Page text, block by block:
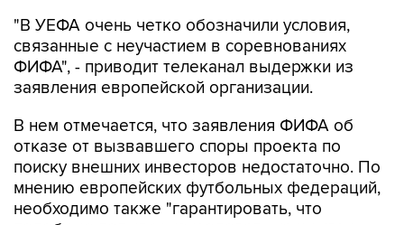
"В УЕФА очень четко обозначили условия,
связанные с неучастием в соревнованиях
ФИФА", - приводит телеканал выдержки из
заявления европейской организации.
В нем отмечается, что заявления ФИФА об
отказе от вызвавшего споры проекта по
поиску внешних инвесторов недостаточно. По
мнению европейских футбольных федераций,
необходимо также "гарантировать, что